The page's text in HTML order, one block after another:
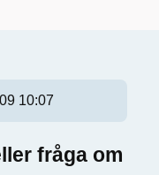
10:07
fråga om